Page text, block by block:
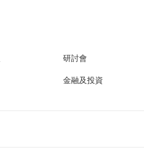
研討會
金融及投資